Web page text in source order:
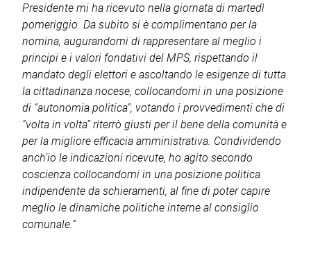
Presidente mi ha ricevuto nella giornata di martedì
pomeriggio. Da subito si è complimentano per la
nomina, augurandomi di rappresentare al meglio i
principi e i valori fondativi del MPS, rispettando il
mandato degli elettori e ascoltando le esigenze di tutta
la cittadinanza nocese, collocandomi in una posizione
di “autonomia politica”, votando i provvedimenti che di
“volta in volta” riterrò giusti per il bene della comunità e
per la migliore efficacia amministrativa. Condividendo
anch’io le indicazioni ricevute, ho agito secondo
coscienza collocandomi in una posizione politica
indipendente da schieramenti, al fine di poter capire
meglio le dinamiche politiche interne al consiglio
comunale.”